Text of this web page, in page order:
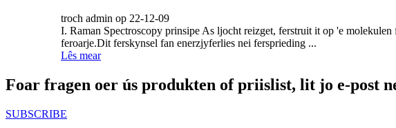
troch admin op 22-12-09
I. Raman Spectroscopy prinsipe As ljocht reizget, ferstruit it op 'e
feroarje.Dit ferskynsel fan enerzjyferlies nei fersprieding ...
Lês mear
Foar fragen oer ús produkten of priislist, lit jo e-post
SUBSCRIBE